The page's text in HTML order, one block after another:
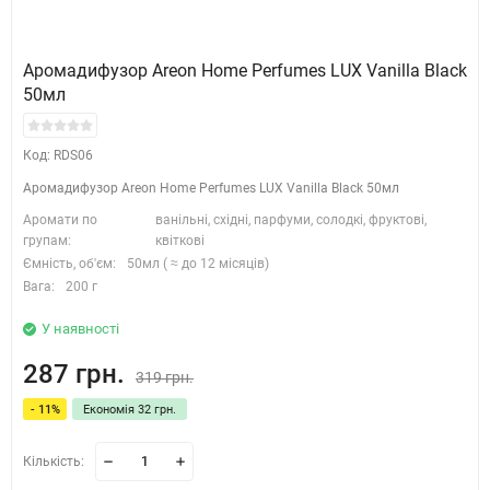
Аромадифузор Areon Home Perfumes LUX Vanilla Black
50мл
Код: RDS06
Аромадифузор Areon Home Perfumes LUX Vanilla Black 50мл
Аромати по
групам:
ванільні, східні, парфуми, солодкі, фруктові,
квіткові
Ємність, об'єм:
50мл ( ≈ до 12 місяців)
Вага:
200 г
У наявності
287 грн. 319 грн.
- 11% Економія 32 грн.
Кількість: